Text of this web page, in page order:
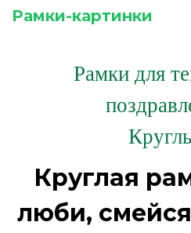
Рамки-картинки
Рамки для
Круглая
люби,